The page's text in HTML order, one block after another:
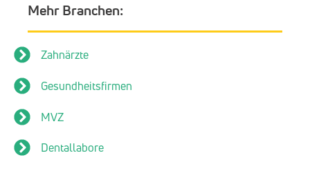
Mehr Branchen:
Zahnärzte
Gesundheitsfirmen
MVZ
Dentallabore